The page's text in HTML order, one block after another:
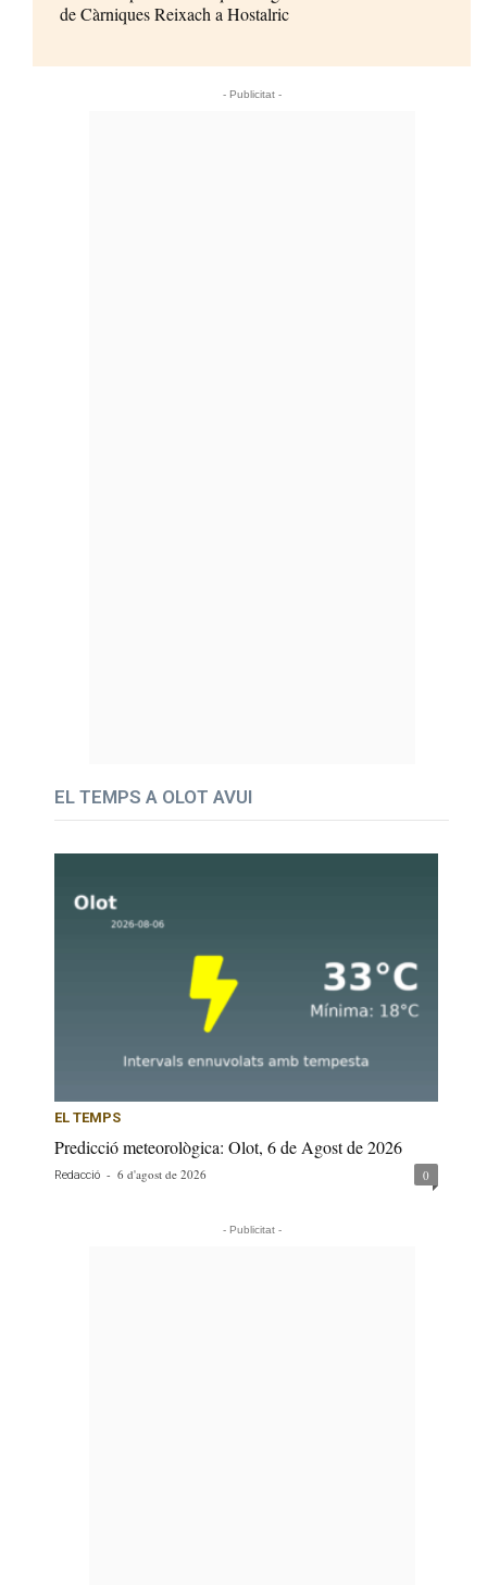
de Càrniques Reixach a Hostalric
- Publicitat -
EL TEMPS A OLOT AVUI
EL TEMPS
Predicció meteorològica: Olot, 6 de Agost de 2026
Redacció - 6 d'agost de 2026 0
- Publicitat -